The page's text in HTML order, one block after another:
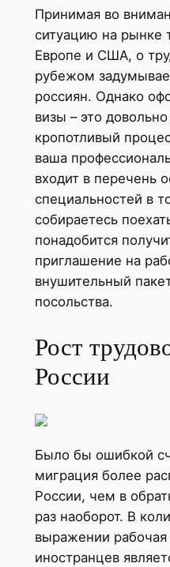
Принимая во
ситуацию на рынке
Европе и США, о
рубежом
россиян. Однако
визы – это
кропотливый
ваша
входит в перечень
специальностей в
собираетесь
понадобится
приглашение на
внушительный
посольства.
Рост
России
Было бы ошибкой
миграция более
России, чем в
раз наоборот. В
выражении
иностранцев